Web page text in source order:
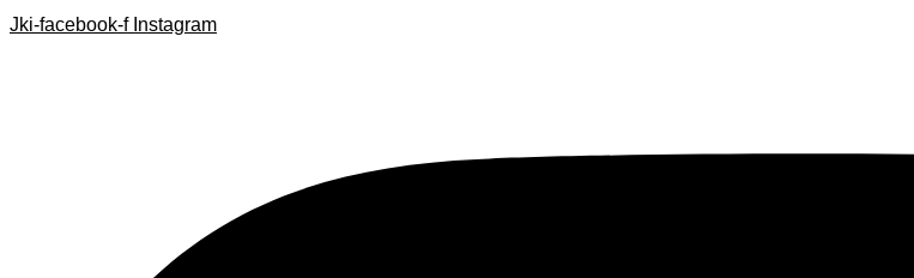
Ir
Jki-facebook-f Instagram
...
...